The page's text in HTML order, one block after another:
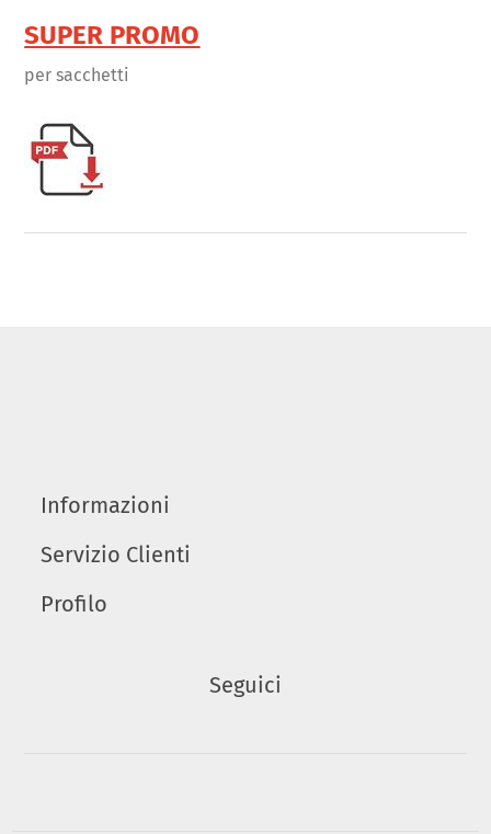
SUPER PROMO
per sacchetti
Informazioni
Servizio Clienti
Profilo
Seguici